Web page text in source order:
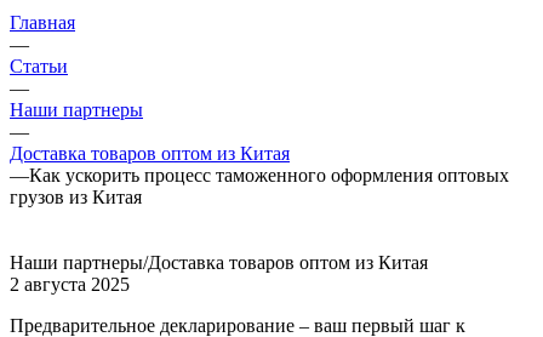
Главная
—
Статьи
—
Наши партнеры
—
Доставка товаров оптом из Китая
—Как ускорить процесс таможенного оформления оптовых
грузов из Китая
Наши партнеры/Доставка товаров оптом из Китая
2 августа 2025
Предварительное декларирование – ваш первый шаг к